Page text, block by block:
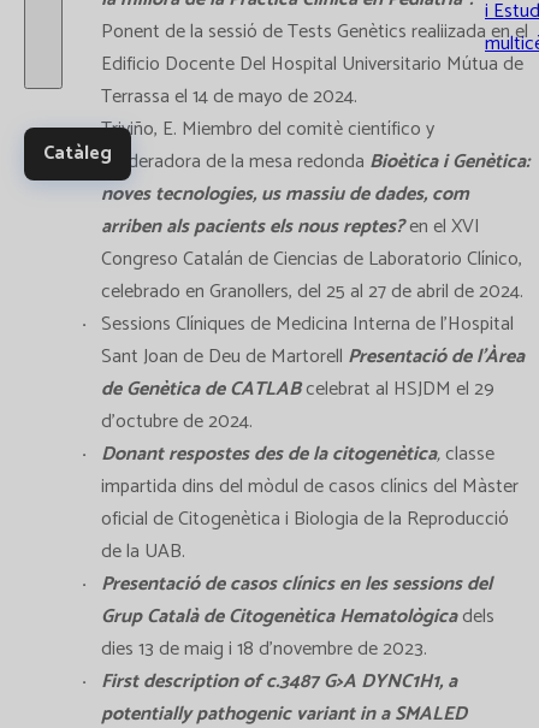
i
Catàleg
Ponent de la sessió de Tests Genètics realiizada en el
Edificio Docente Del Hospital Universitario Mútua de
Terrassa el 14 de mayo de 2024.
Triviño, E. Miembro del comitè científico y
Moderadora de la mesa redonda Bioètica i Genètica:
noves tecnologies, us massiu de dades, com
arriben als pacients els nous reptes?en el XVI
Congreso Catalán de Ciencias de Laboratorio Clínico,
celebrado en Granollers, del 25 al 27 de abril de 2024.
Sessions Clíniques de Medicina Interna de l’Hospital
Sant Joan de Deu de Martorell Presentació de l’Àrea
de Genètica de CATLABcelebrat al HSJDM el 29
d’octubre de 2024.
Donant respostes des de la citogenètica,classe
impartida dins del mòdul de casos clínics del Màster
oficial de Citogenètica i Biologia de la Reproducció
de la UAB.
Presentació de casos clínics en les sessions del
Grup Català de Citogenètica Hematològicadels
dies 13 de maig i 18 d’novembre de 2023.
First description of c.3487 G>A DYNC1H1, a
potentially pathogenic variant in a SMALED